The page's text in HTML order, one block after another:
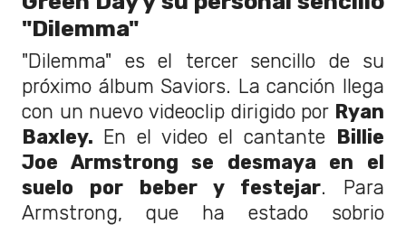
"Dilemma"
"Dilemma" es el tercer sencillo de su
próximo álbum Saviors. La canción llega
con un nuevo videoclip dirigido por Ryan
Baxley. En el video el cantante Billie
Joe Armstrong se desmaya en el
suelo por beber y festejar. Para
Armstrong, que ha estado sobrio